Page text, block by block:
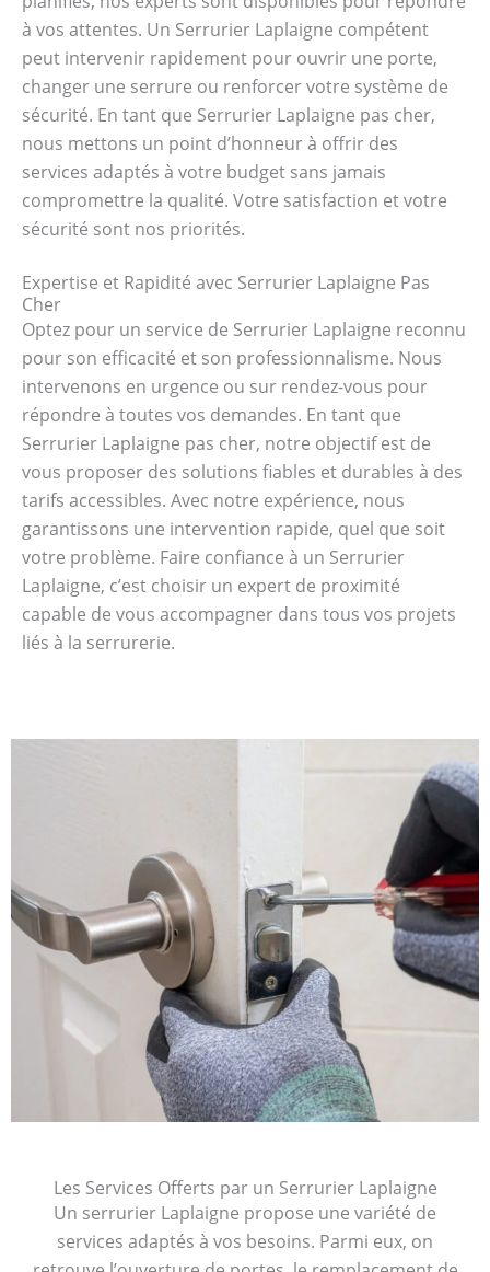
à vos attentes. Un Serrurier Laplaigne compétent
peut intervenir rapidement pour ouvrir une porte,
changer une serrure ou renforcer votre système de
sécurité. En tant que Serrurier Laplaigne pas cher,
nous mettons un point d’honneur à offrir des
services adaptés à votre budget sans jamais
compromettre la qualité. Votre satisfaction et votre
sécurité sont nos priorités.
Expertise et Rapidité avec Serrurier Laplaigne Pas
Cher
Optez pour un service de Serrurier Laplaigne reconnu
pour son efficacité et son professionnalisme. Nous
intervenons en urgence ou sur rendez-vous pour
répondre à toutes vos demandes. En tant que
Serrurier Laplaigne pas cher, notre objectif est de
vous proposer des solutions fiables et durables à des
tarifs accessibles. Avec notre expérience, nous
garantissons une intervention rapide, quel que soit
votre problème. Faire confiance à un Serrurier
Laplaigne, c’est choisir un expert de proximité
capable de vous accompagner dans tous vos projets
liés à la serrurerie.
Les Services Offerts par un Serrurier Laplaigne
Un serrurier Laplaigne propose une variété de
services adaptés à vos besoins. Parmi eux, on